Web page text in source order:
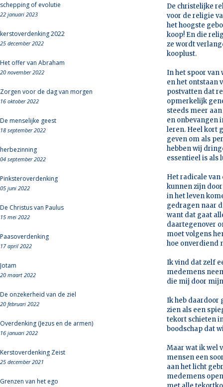
schepping of evolutie
22 januari 2023
kerstoverdenking 2022
25 december 2022
Het offer van Abraham
20 november 2022
Zorgen voor de dag van morgen
16 oktober 2022
De menselijke geest
18 september 2022
herbezinning
04 september 2022
Pinksteroverdenking
05 juni 2022
De Christus van Paulus
15 mei 2022
Paasoverdenking
17 april 2022
Jotam
20 maart 2022
De onzekerheid van de ziel
20 februari 2022
Overdenking (Jezus en de armen)
16 januari 2022
Kerstoverdenking Zeist
25 december 2021
Grenzen van het ego
De christelijke
voor de religie
het hoogste
koop! En die
ze wordt
kooplust.
In het spoor van
en het ontstaan
postvatten dat
opmerkelijk
steeds meer
en onbevangen
leren. Heel kort
geven om als
hebben wij
essentieel is als
Het radicale van
kunnen zijn
in het leven
gedragen naar
want dat gaat
daartegenover
moet volgens
hoe onverdiend
Ik vind dat zelf
medemens
die mij door
Ik heb daardoor
zien als een
tekort schieten
boodschap dat
Maar wat ik wel
mensen een
aan het licht
medemens